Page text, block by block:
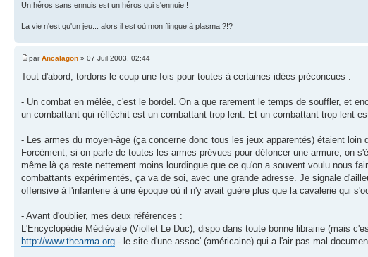
Un héros sans ennuis est un héros qui s'ennuie !
La vie n'est qu'un jeu... alors il est où mon flingue à plasma ?!?
parAncalagon » 07 Juil 2003, 02:44
Tout d'abord, tordons le coup une fois pour toutes à certaines idées préconcues :
- Un combat en mêlée, c'est le bordel. On a que rarement le temps de souffler, et
un combattant qui réfléchit est un combattant trop lent. Et un combattant trop lent
- Les armes du moyen-âge (ça concerne donc tous les jeux apparentés) étaient
Forcément, si on parle de toutes les armes prévues pour défoncer une armure, on
même là ça reste nettement moins lourdingue que ce qu'on a souvent voulu nous
combattants expérimentés, ça va de soi, avec une grande adresse. Je signale
offensive à l'infanterie à une époque où il n'y avait guère plus que la cavalerie qui
- Avant d'oublier, mes deux références :
L'Encyclopédie Médiévale (Viollet Le Duc), dispo dans toute bonne librairie (mais
http://www.thearma.org - le site d'une assoc' (américaine) qui a l'air pas mal